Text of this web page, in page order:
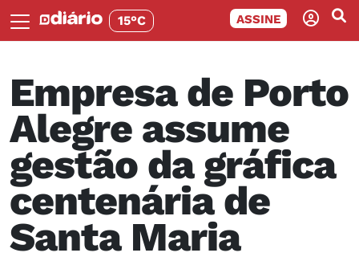
15°C ASSINE
Empresa de Porto
Alegre assume
gestão da gráfica
centenária de
Santa Maria